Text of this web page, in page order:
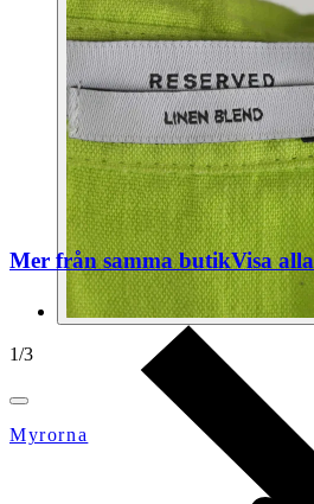
1/3
Myrorna
Mer från samma butikVisa alla